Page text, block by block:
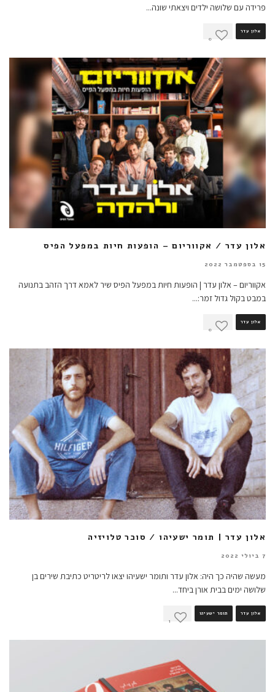
פרידה עם שלושה ילדים ויצאתי שונה...
אלון עדר
0
אלון עדר / אקווריום – הופעות חיות במפעל הפיס
15 בספטמבר 2022
אקווריום – אלון עדר | הופעות חיות במפעל הפיס שיר לאמא דרך הזהב בתנועה
במבט בקול גדול זמר:...
אלון עדר
0
אלון עדר | תומר ישעיהו / סוכר טלויזיה
7 ביולי 2022
מעשה שהיה כך היה: אלון עדר ותומר ישעיהו יצאו לריטריט כתיבת שירים בן
שלושה ימים בבית אורן ביחד...
אלון עדר תומר ישעיהו
1